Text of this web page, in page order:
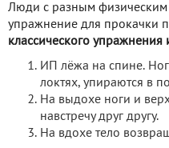
Люди с разным физическим
упражнение для прокачки
классического упражнения
ИП лёжа на спине.
локтях, упираются в
На выдохе ноги и
навстречу друг другу.
На вдохе тело